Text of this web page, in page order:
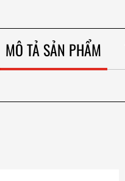
MÔ TẢ SẢN PHẨM